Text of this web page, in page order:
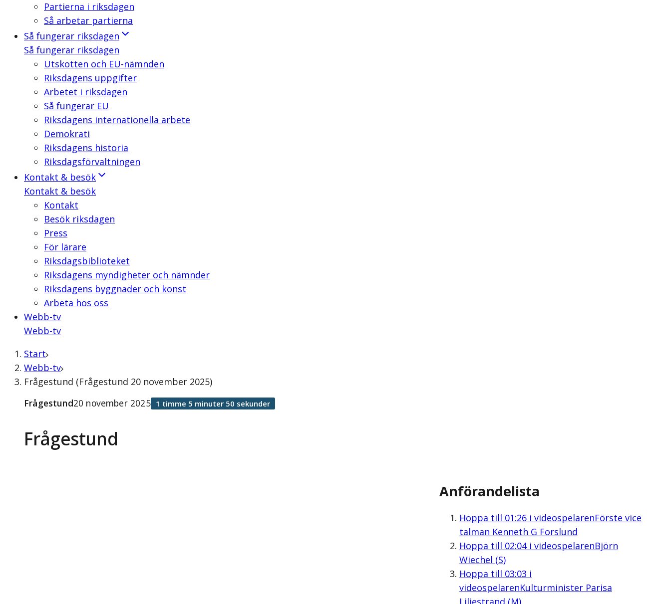
Partierna i riksdagen
Så arbetar partierna
Så fungerar riksdagen
Så fungerar riksdagen
Utskotten och EU-nämnden
Riksdagens uppgifter
Arbetet i riksdagen
Så fungerar EU
Riksdagens internationella arbete
Demokrati
Riksdagens historia
Riksdagsförvaltningen
Kontakt & besök
Kontakt & besök
Kontakt
Besök riksdagen
Press
För lärare
Riksdagsbiblioteket
Riksdagens myndigheter och nämnder
Riksdagens byggnader och konst
Arbeta hos oss
Webb-tv
Webb-tv
Start
Webb-tv
Frågestund (Frågestund 20 november 2025)
Frågestund
Frågestund20 november 2025 1 timme 5 minuter 50 sekunder
Anförandelista
Hoppa till 01:26i videospelarenFörste vice
talman Kenneth G Forslund
Hoppa till 02:04i videospelarenBjörn
Wiechel (S)
Hoppa till 03:03 i
videospelarenKulturminister Parisa
Liljestrand (M)